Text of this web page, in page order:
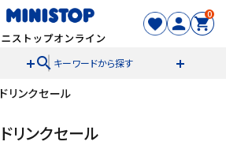
0
search キーワードから探す
ドリンクセール
ドリンクセール